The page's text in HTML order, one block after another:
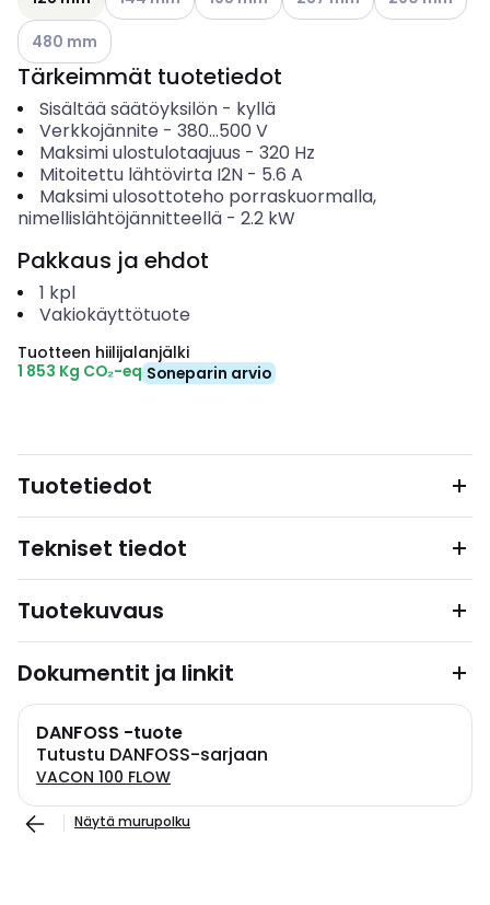
Katso käytettävissä olevat vaihtoehdot
480 mm
Tärkeimmät tuotetiedot
Sisältää säätöyksilön- kyllä
Verkkojännite - 380...500 V
Maksimi ulostulotaajuus - 320 Hz
Mitoitettu lähtövirta I2N- 5.6 A
Maksimi ulosottoteho porraskuormalla,
nimellislähtöjännitteellä - 2.2 kW
Pakkaus ja ehdot
1 kpl
Vakiokäyttötuote
Tuotteen hiilijalanjälki
1 853 Kg CO₂-eq Soneparin arvio
Tuotetiedot
Tekniset tiedot
Tuotekuvaus
Dokumentit ja linkit
DANFOSS -tuote
Tutustu DANFOSS-sarjaan
VACON 100 FLOW
Näytä murupolku